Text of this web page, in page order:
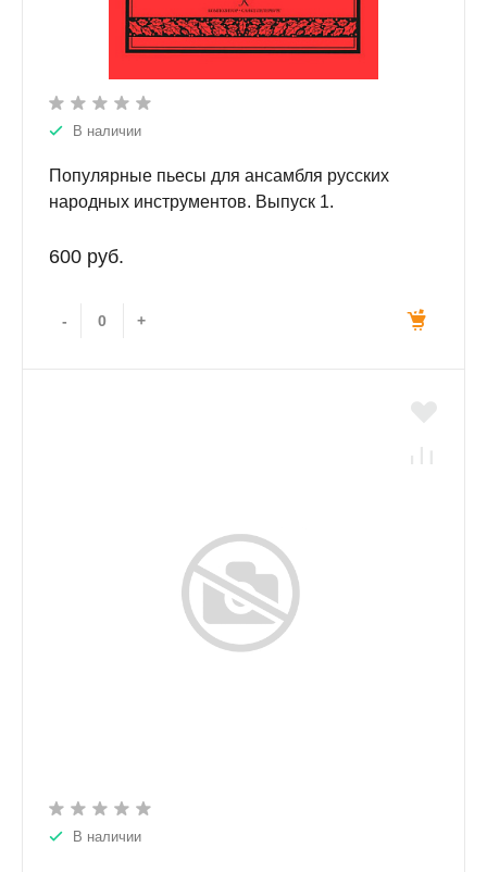
В наличии
Популярные пьесы для ансамбля русских
народных инструментов. Выпуск 1.
600 руб.
- +
В наличии